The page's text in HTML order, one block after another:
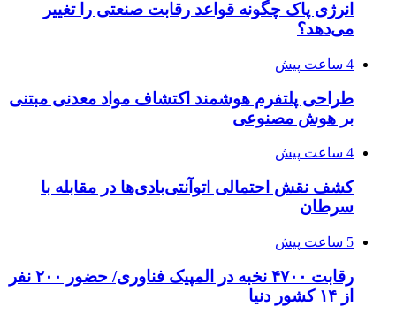
انرژی پاک چگونه قواعد رقابت صنعتی را تغییر
می‌دهد؟
4 ساعت پیش
طراحی پلتفرم هوشمند اکتشاف مواد معدنی مبتنی
بر هوش مصنوعی
4 ساعت پیش
کشف نقش احتمالی اتوآنتی‌بادی‌ها در مقابله با
سرطان
5 ساعت پیش
رقابت ۴۷۰۰ نخبه در المپیک فناوری/ حضور ۲۰۰ نفر
از ۱۴ کشور دنیا